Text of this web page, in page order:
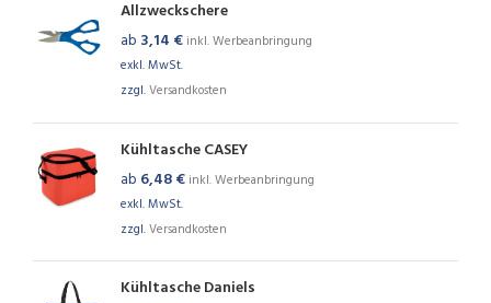
Allzweckschere
ab 3,14 € inkl. Werbeanbringung
exkl. MwSt.
zzgl.Versandkosten
Kühltasche CASEY
ab 6,48€ inkl. Werbeanbringung
exkl. MwSt.
zzgl.Versandkosten
Kühltasche Daniels